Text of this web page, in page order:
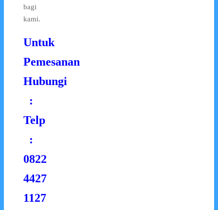
bagi
kami.
Untuk
Pemesanan
Hubungi
:
Telp
:
0822
4427
1127